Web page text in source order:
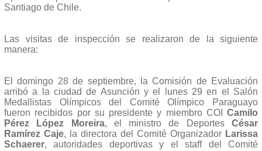
Santiago de Chile.
Las visitas de inspección se realizaron de la siguiente
manera:
El domingo 28 de septiembre, la Comisión de Evaluación
arribó a la ciudad de Asunción y el lunes 29 en el Salón
Medallistas Olímpicos del Comité Olímpico Paraguayo
fueron recibidos por su presidente y miembro COI
Camilo
Pérez López Moreira, el ministro de DeportesCésar
Ramírez Caje, la directora del Comité Organizador Larissa
Schaerer, autoridades deportivas y el staff del Comité